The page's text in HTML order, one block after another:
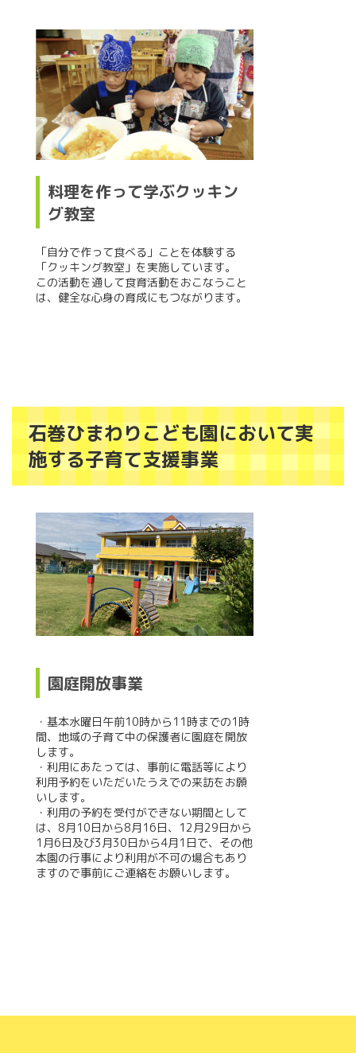
料理を作って学ぶクッキン
グ教室
「自分で作って食べる」ことを体験する
「クッキング教室」を実施しています。
この活動を通して食育活動をおこなうこと
は、健全な心身の育成にもつながります。
石巻ひまわりこども園において実
施する子育て支援事業
園庭開放事業
・基本水曜日午前10時から11時までの1時
間、地域の子育て中の保護者に園庭を開放
します。
・利用にあたっては、事前に電話等により
利用予約をいただいたうえでの来訪をお願
いします。
・利用の予約を受付ができない期間として
は、8月10日から8月16日、12月29日から
1月6日及び3月30日から4月1日で、その他
本園の行事により利用が不可の場合もあり
ますので事前にご連絡をお願いします。